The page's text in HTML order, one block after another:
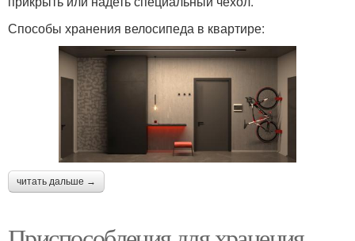
Способы хранения велосипеда в квартире:
читать дальше →